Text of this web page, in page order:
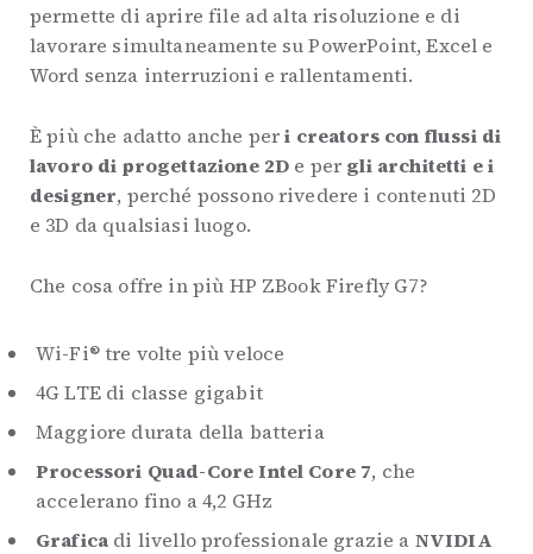
permette di aprire file ad alta risoluzione e di
lavorare simultaneamente su PowerPoint, Excel e
Word senza interruzioni e rallentamenti.
È più che adatto anche peri creators con flussi di
lavoro di progettazione 2D e per gli architetti e i
designer, perché possono rivedere i contenuti 2D
e 3D da qualsiasi luogo.
Che cosa offre in più HP ZBook Firefly G7?
Wi-Fi® tre volte più veloce
4G LTE di classe gigabit
Maggiore durata della batteria
Processori Quad-Core Intel Core 7, che
accelerano fino a 4,2 GHz
Grafica di livello professionale grazie a NVIDIA